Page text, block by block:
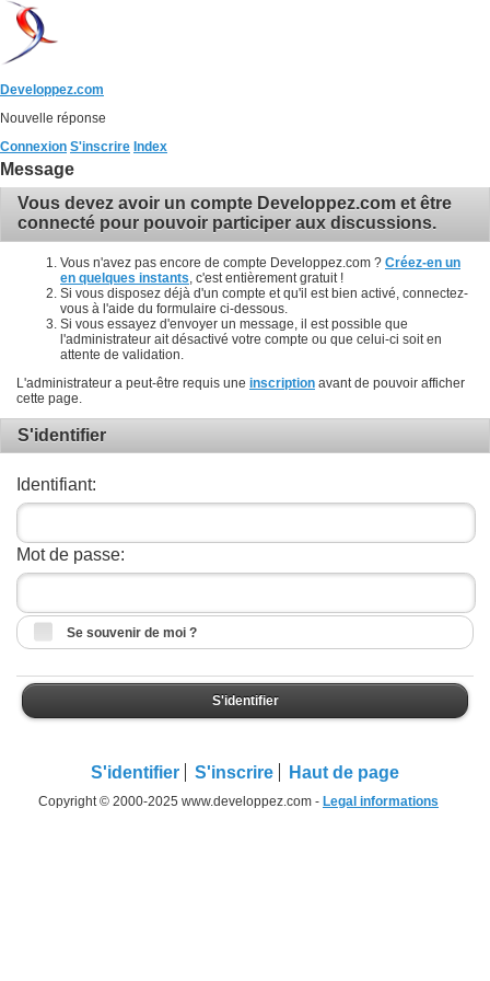
Developpez.com
Nouvelle réponse
Connexion S'inscrire Index
Message
Vous devez avoir un compte Developpez.com et être
connecté pour pouvoir participer aux discussions.
Vous n'avez pas encore de compte Developpez.com ? Créez-en un
en quelques instants , c'est entièrement gratuit !
Si vous disposez déjà d'un compte et qu'il est bien activé, connectez-
vous à l'aide du formulaire ci-dessous.
Si vous essayez d'envoyer un message, il est possible que
l'administrateur ait désactivé votre compte ou que celui-ci soit en
attente de validation.
L'administrateur a peut-être requis une inscription avant de pouvoir afficher
cette page.
S'identifier
Identifiant:
Mot de passe:
Se souvenir de moi ?
S'identifier
S'identifier S'inscrire Haut de page
Copyright © 2000-2025 www.developpez.com - Legal informations